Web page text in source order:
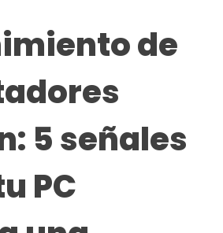
de
5 señales
PC